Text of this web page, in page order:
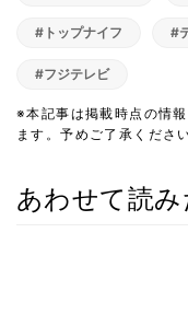
#トップナイフ #
#フジテレビ
※本記事は掲載時点の情
ます。予めご了承ください
あわせて読み